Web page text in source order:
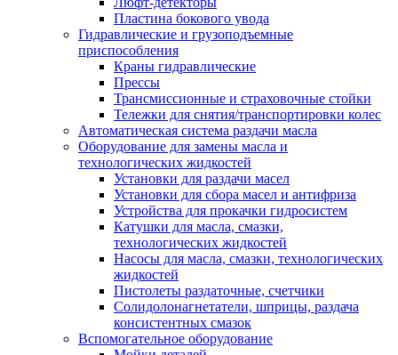
Пластина бокового увода
Гидравлические и грузоподъемные
приспособления
Краны гидравлические
Прессы
Трансмиссионные и страховочные стойки
Тележки для снятия/транспортировки колес
Автоматическая система раздачи масла
Оборудование для замены масла и
технологических жидкостей
Установки для раздачи масел
Установки для сбора масел и антифриза
Устройства для прокачки гидросистем
Катушки для масла, смазки,
технологических жидкостей
Насосы для масла, смазки, технологических
жидкостей
Пистолеты раздаточные, счетчики
Солидолонагнетатели, шприцы, раздача
консистентных смазок
Вспомогательное оборудование